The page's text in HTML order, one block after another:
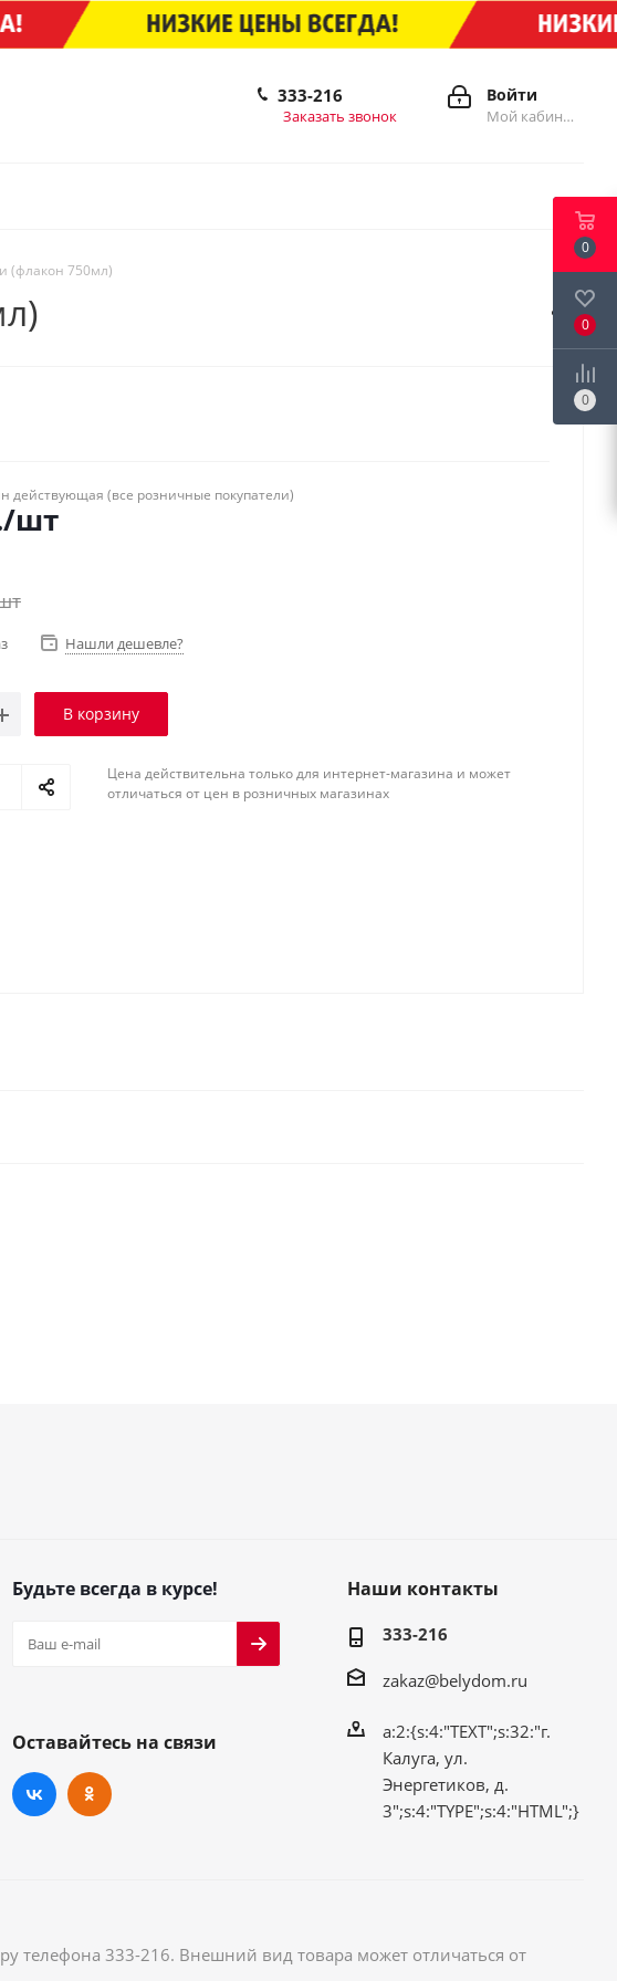
Войти
Мой кабинет
333-216
Заказать звонок
(флакон 750мл)
действующая (все розничные покупатели)
/шт
Нашли дешевле?
В корзину
Цена действительна только для интернет-магазина и может
отличаться от цен в розничных магазинах
Будьте всегда в курсе!
Оставайтесь на связи
Наши контакты
333-216
zakaz@belydom.ru
a:2:{s:4:"TEXT";s:32:"г.
Калуга, ул.
Энергетиков, д.
3";s:4:"TYPE";s:4:"HTML";}
телефона 333-216. Внешний вид товара может отличаться от
0
0
0